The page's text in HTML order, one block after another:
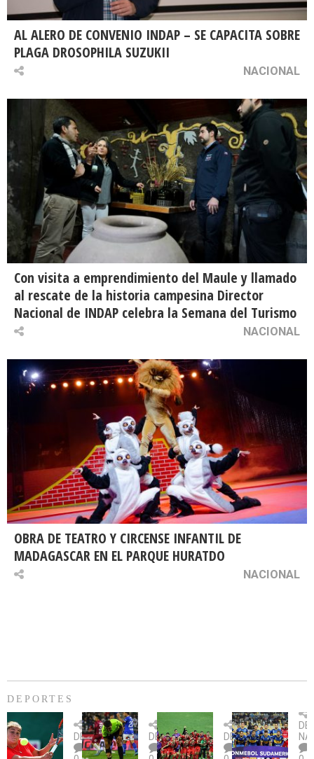
AL ALERO DE CONVENIO INDAP – SE CAPACITA SOBRE
PLAGA DROSOPHILA SUZUKII
NACIONAL
Con visita a emprendimiento del Maule y llamado
al rescate de la historia campesina Director
Nacional de INDAP celebra la Semana del Turismo
NACIONAL
OBRA DE TEATRO Y CIRCENSE INFANTIL DE
MADAGASCAR EN EL PARQUE HURATDO
NACIONAL
DEPORTES
Billie
Jean
King
DEPORTES
U.
Católica
fue
DEPORTES
Copa
Sudamericana:
U.
DEPORTES
un